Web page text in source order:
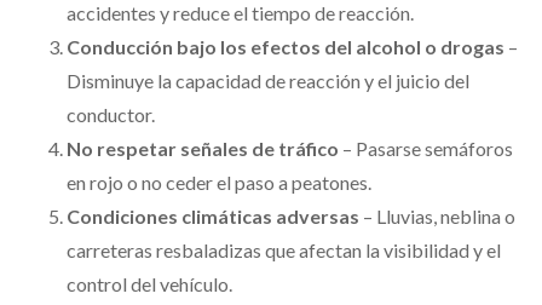
accidentes y reduce el tiempo de reacción.
Conducción bajo los efectos del alcohol o drogas –
Disminuye la capacidad de reacción y el juicio del
conductor.
No respetar señales de tráfico – Pasarse semáforos
en rojo o no ceder el paso a peatones.
Condiciones climáticas adversas – Lluvias, neblina o
carreteras resbaladizas que afectan la visibilidad y el
control del vehículo.